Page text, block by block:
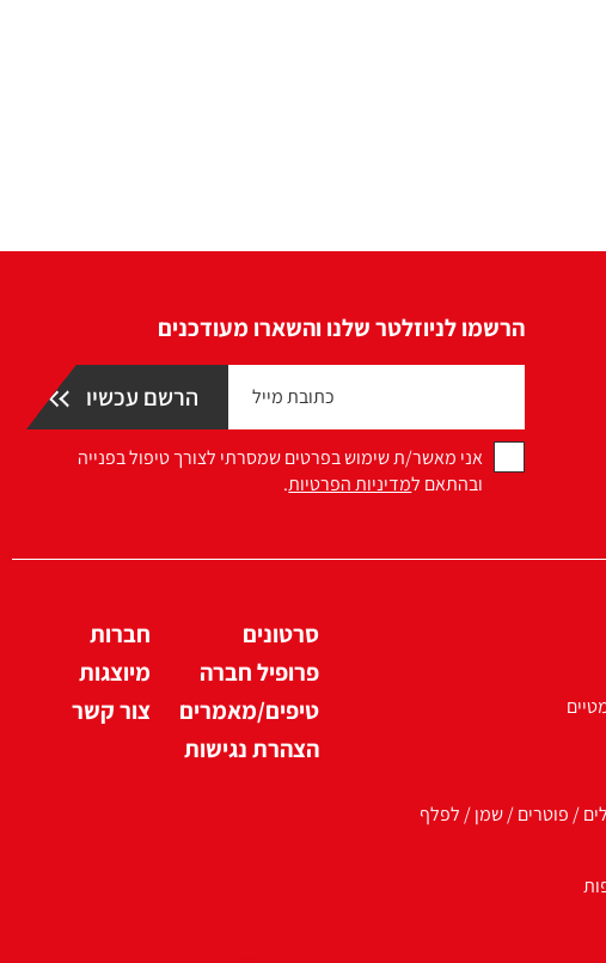
הרשמו לניוזלטר שלנו והשארו מעודכנים
אני מאשר/ת שימוש בפרטים שמסרתי לצורך טיפול בפנייה
ובהתאם למדיניות הפרטיות.
/ פוטרים / שמן / לפלף
סרטונים
פרופיל חברה
טיפים/מאמרים
הצהרת נגישות
חברות
מיוצגות
צור קשר